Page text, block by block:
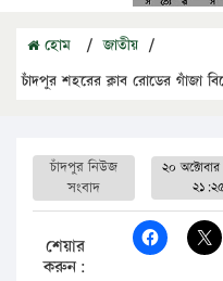
হোম / জাতীয় /
চাঁদপুর শহরের ক্লাব রোডের গাঁজা
চাঁদপুর নিউজ
সংবাদ
২০
শেয়ার
করুন: